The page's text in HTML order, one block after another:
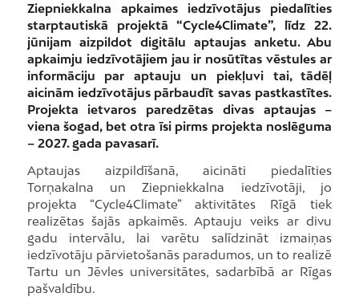
Ziepniekkalna apkaimes iedzīvotājus piedalīties
starptautiskā projektā “Cycle4Climate”, līdz 22.
jūnijam aizpildot digitālu aptaujas anketu. Abu
apkaimju iedzīvotājiem jau ir nosūtītas vēstules ar
informāciju par aptauju un piekļuvi tai, tādēļ
aicinām iedzīvotājus pārbaudīt savas pastkastītes.
Projekta ietvaros paredzētas divas aptaujas –
viena šogad, bet otra īsi pirms projekta noslēguma
– 2027. gada pavasarī.
Aptaujas aizpildīšanā, aicināti piedalīties
Torņakalna un Ziepniekkalna iedzīvotāji, jo
projekta “Cycle4Climate” aktivitātes Rīgā tiek
realizētas šajās apkaimēs. Aptauju veiks ar divu
gadu intervālu, lai varētu salīdzināt izmaiņas
iedzīvotāju pārvietošanās paradumos, un to realizē
Tartu un Jēvles universitātes, sadarbībā ar Rīgas
pašvaldību.